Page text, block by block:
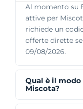
Al momento su
attive per
richiede un
offerte dirette
09/08/2026.
Qual è il
Miscota?